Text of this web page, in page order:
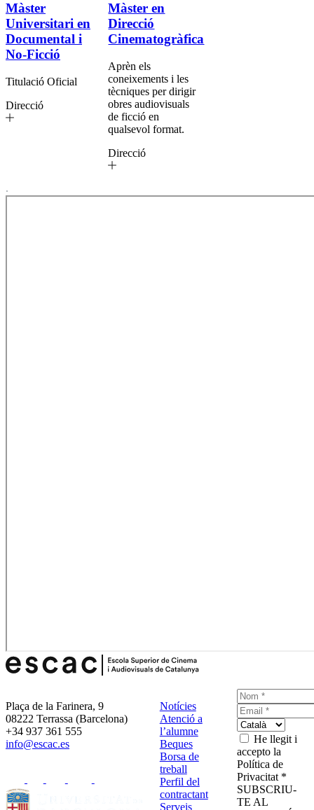
Màster
Universitari en
Documental i
No-Ficció
Titulació Oficial
Direcció
Màster en
Direcció
Cinematogràfica
Aprèn els
coneixements i les
tècniques per dirigir
obres audiovisuals
de ficció en
qualsevol format.
Direcció
Plaça de la Farinera, 9
08222 Terrassa (Barcelona)
+34 937 361 555
info@escac.es
Notícies
Atenció a
l’alumne
Beques
Borsa de
treball
Perfil del
contractant
Serveis
He llegit i
accepto la
Política de
Privacitat *
SUBSCRIU-
TE AL